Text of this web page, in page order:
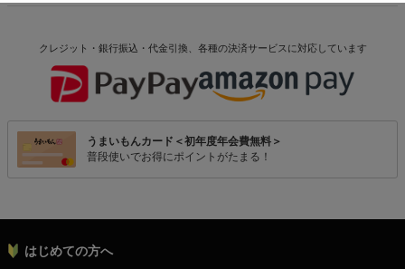
クレジット・銀行振込・代金引換、各種の決済サービスに対応しています
うまいもんカード＜初年度年会費無料＞
普段使いでお得にポイントがたまる！
はじめての方へ